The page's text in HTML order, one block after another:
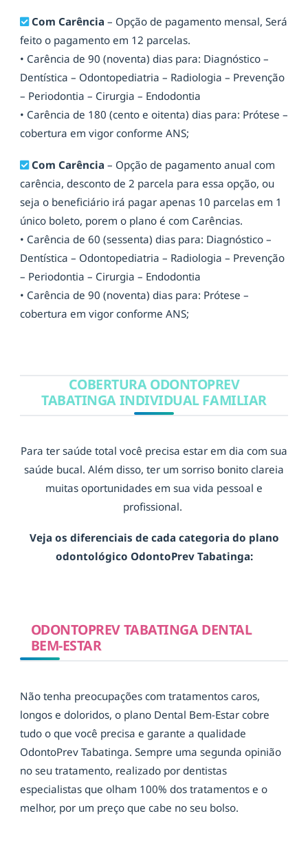
Com Carência – Opção de pagamento mensal, Será
feito o pagamento em 12 parcelas.
• Carência de 90 (noventa) dias para: Diagnóstico –
Dentística – Odontopediatria – Radiologia – Prevenção
– Periodontia – Cirurgia – Endodontia
• Carência de 180 (cento e oitenta) dias para: Prótese –
cobertura em vigor conforme ANS;
Com Carência – Opção de pagamento anual com
carência, desconto de 2 parcela para essa opção, ou
seja o beneficiário irá pagar apenas 10 parcelas em 1
único boleto, porem o plano é com Carências.
• Carência de 60 (sessenta) dias para: Diagnóstico –
Dentística – Odontopediatria – Radiologia – Prevenção
– Periodontia – Cirurgia – Endodontia
• Carência de 90 (noventa) dias para: Prótese –
cobertura em vigor conforme ANS;
COBERTURA ODONTOPREV
TABATINGA INDIVIDUAL FAMILIAR
Para ter saúde total você precisa estar em dia com sua
saúde bucal. Além disso, ter um sorriso bonito clareia
muitas oportunidades em sua vida pessoal e
profissional.
Veja os diferenciais de cada categoria do plano
odontológico OdontoPrev Tabatinga:
ODONTOPREV TABATINGA DENTAL
BEM-ESTAR
Não tenha preocupações com tratamentos caros,
longos e doloridos, o plano Dental Bem-Estar cobre
tudo o que você precisa e garante a qualidade
OdontoPrev Tabatinga. Sempre uma segunda opinião
no seu tratamento, realizado por dentistas
especialistas que olham 100% dos tratamentos e o
melhor, por um preço que cabe no seu bolso.